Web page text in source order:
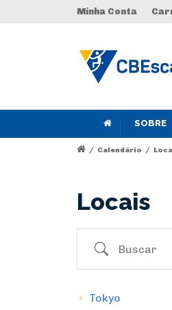
Minha Conta
SOBRE
/ Calendário /
Locais
Buscar
Tokyo